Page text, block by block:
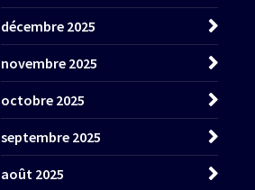
décembre 2025
novembre 2025
octobre 2025
septembre 2025
août 2025